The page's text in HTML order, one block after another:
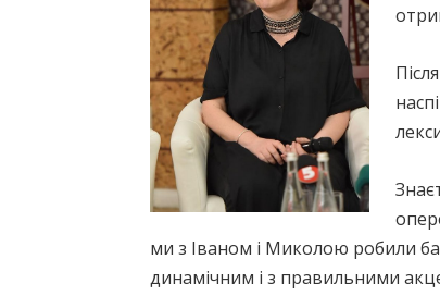
ми з Іваном і Миколою робили
динамічним і з правильними